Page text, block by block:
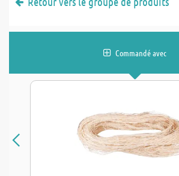
Commandé avec